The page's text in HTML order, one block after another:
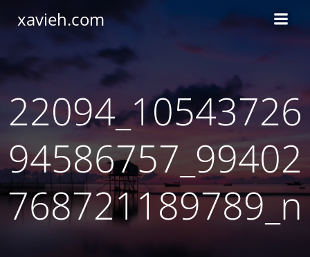
xavieh.com
22094_10543726
94586757_99402
768721189789_n